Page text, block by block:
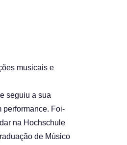
musicais e
seguiu a sua
performance. Foi-
na Hochschule
de Músico